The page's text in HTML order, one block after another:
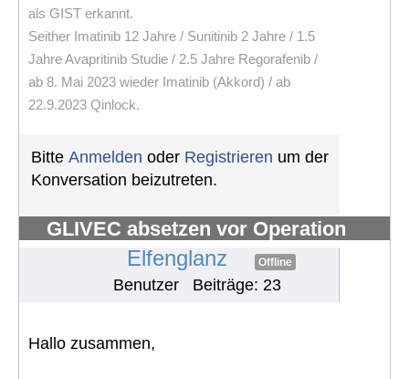
als GIST erkannt.
Seither Imatinib 12 Jahre / Sunitinib 2 Jahre / 1.5
Jahre Avapritinib Studie / 2.5 Jahre Regorafenib /
ab 8. Mai 2023 wieder Imatinib (Akkord) / ab
22.9.2023 Qinlock.
Bitte Anmelden oder Registrieren um der
Konversation beizutreten.
GLIVEC absetzen vor Operation
Elfenglanz Offline
Benutzer Beiträge: 23
Hallo zusammen,